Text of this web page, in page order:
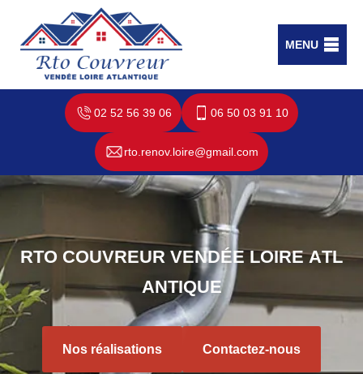
MENU
02 52 56 39 06 06 50 03 91 10
rto.renov.loire@gmail.com
RTO COUVREUR VENDÉE LOIRE ATL
ANTIQUE
Nos réalisations Contactez-nous